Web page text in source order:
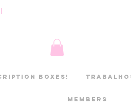
boxes!
Members